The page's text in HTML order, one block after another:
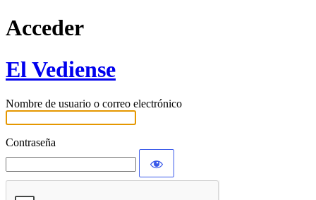
Acceder
El Vediense
Nombre de usuario o correo electrónico
Contraseña